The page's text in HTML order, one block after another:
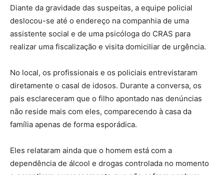
Diante da gravidade das suspeitas, a equipe policial
deslocou-se até o endereço na companhia de uma
assistente social e de uma psicóloga do CRAS para
realizar uma fiscalização e visita domiciliar de urgência.
No local, os profissionais e os policiais entrevistaram
diretamente o casal de idosos. Durante a conversa, os
pais esclareceram que o filho apontado nas denúncias
não reside mais com eles, comparecendo à casa da
família apenas de forma esporádica.
Eles relataram ainda que o homem está com a
dependência de álcool e drogas controlada no momento